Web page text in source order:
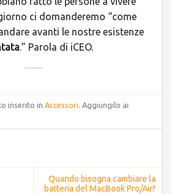
ci domanderemo “come
avanti le nostre esistenze
.” Parola di iCEO.
inserito inAccessori. Aggiungilo ai
Quando bisogna cambiare la
batteria del MacBook Pro/Air?